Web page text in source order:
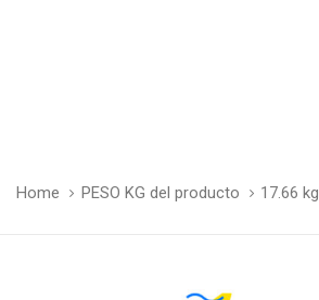
Home PESO KG del producto 17.66 kg